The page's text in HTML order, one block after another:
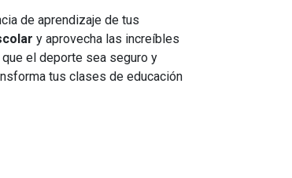
de aprendizaje de tus
y aprovecha las increíbles
que el deporte sea seguro y
tus clases de educación